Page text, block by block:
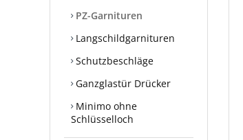
PZ-Garnituren
Langschildgarnituren
Schutzbeschläge
Ganzglastür Drücker
Minimo ohne
Schlüsselloch